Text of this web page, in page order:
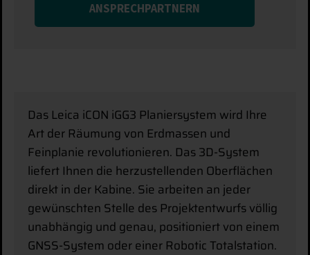
ANSPRECHPARTNERN
Das Leica iCON iGG3 Planiersystem wird Ihre
Art der Räumung von Erdmassen und
Feinplanie revolutionieren. Das 3D-System
liefert Ihnen die herzustellenden Oberflächen
direkt in der Kabine. Sie arbeiten an jeder
gewünschten Stelle des Projektentwurfs völlig
unabhängig und genau, positioniert von einem
GNSS-System oder einer Robotic Totalstation.